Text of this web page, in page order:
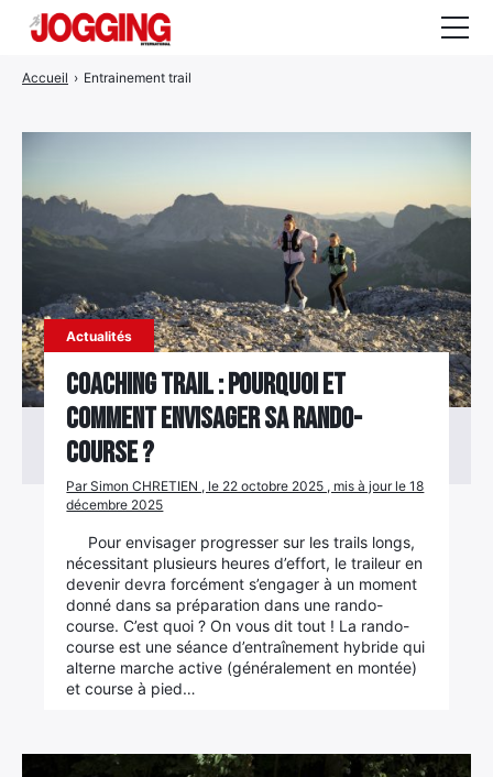
Accueil › Entrainement trail
Actualités
Coaching trail : pourquoi et
comment envisager sa rando-
course ?
Par Simon CHRETIEN , le 22 octobre 2025 , mis à jour le 18
décembre 2025
Pour envisager progresser sur les trails longs,
nécessitant plusieurs heures d’effort, le traileur en
devenir devra forcément s’engager à un moment
donné dans sa préparation dans une rando-
course. C’est quoi ? On vous dit tout ! La rando-
course est une séance d’entraînement hybride qui
alterne marche active (généralement en montée)
et course à pied…
Actualités
Entraînement
Santé
CALENDRIER
COURSES
2026
de
menu
Élément
de
menu
Élément
de
menu